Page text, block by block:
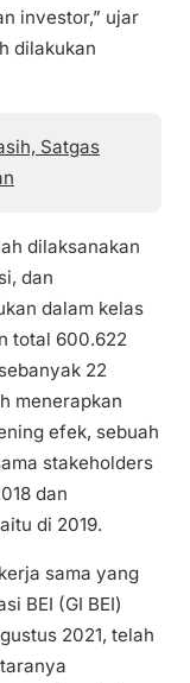
investor,” ujar
dilakukan
Satgas
dilaksanakan
dan
dalam kelas
total 600.622
22
menerapkan
efek, sebuah
stakeholders
dan
di 2019.
sama yang
BEI (GI BEI)
2021, telah